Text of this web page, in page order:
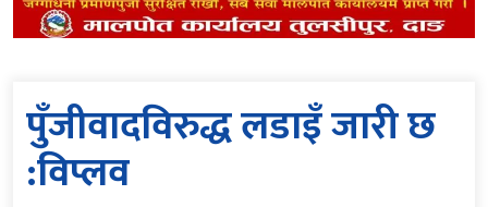
पुँजीवादविरुद्ध लडाइँ जारी छ
:विप्लव